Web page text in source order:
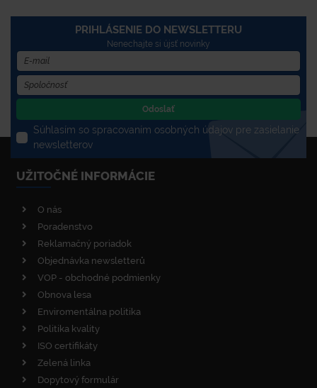
PRIHLÁSENIE DO NEWSLETTERU
Nenechajte si újsť novinky
Odoslať
Súhlasím so spracovaním osobných údajov pre zasielanie
newsletterov
UŽITOČNÉ INFORMÁCIE
O nás
Poradenstvo
Reklamačný poriadok
Objednávka newsletterů
VOP - obchodné podmienky
Obnova lesa
Enviromentálna politika
Politika kvality
ISO certifikáty
Zelená linka
Dopytový formulár